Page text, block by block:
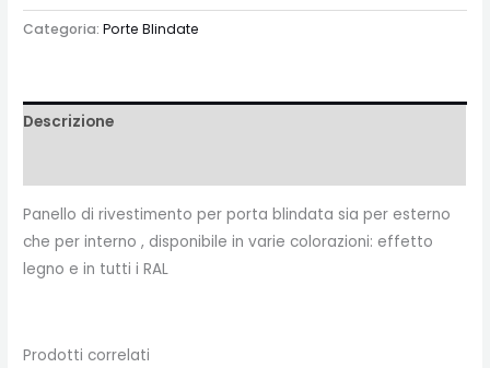
Categoria:Porte Blindate
Descrizione
Panello di rivestimento per porta blindata sia per esterno
che per interno , disponibile in varie colorazioni: effetto
legno e in tutti i RAL
Prodotti correlati